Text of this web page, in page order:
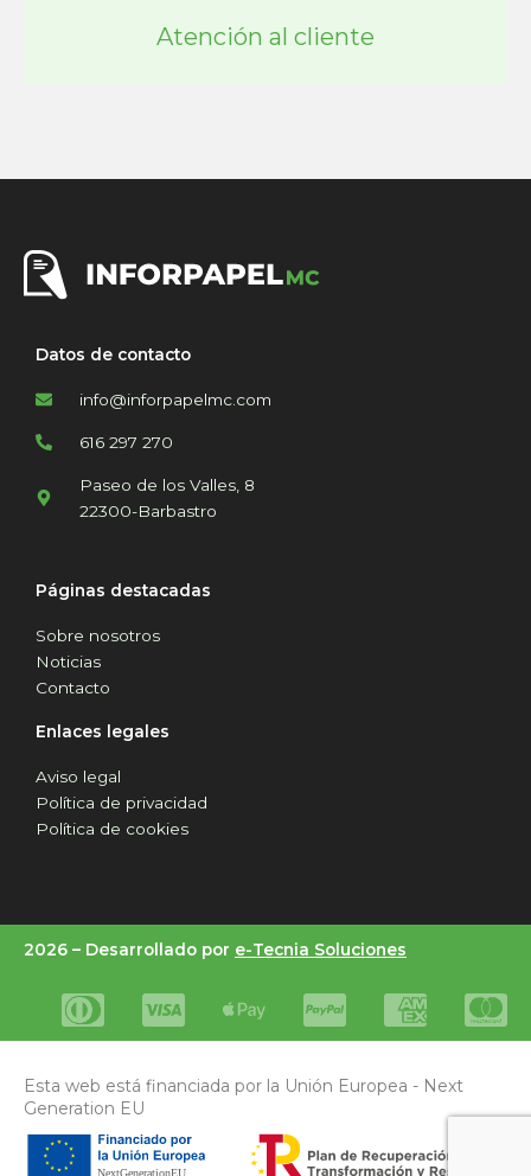
Atención al cliente
Datos de contacto
info@inforpapelmc.com
616 297 270
Paseo de los Valles, 8
22300-Barbastro
Páginas destacadas
Sobre nosotros
Noticias
Contacto
Enlaces legales
Aviso legal
Política de privacidad
Política de cookies
2026 – Desarrollado por e-Tecnia Soluciones
Esta web está financiada por la Unión Europea - Next
Generation EU